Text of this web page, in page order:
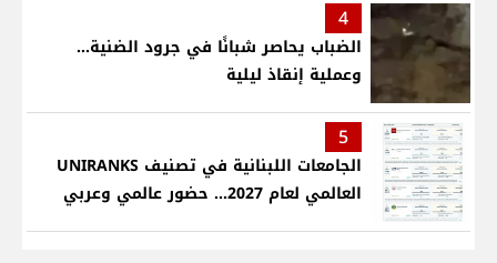
4
الضباب يحاصر شبانًا في جرود الضنية...
وعملية إنقاذ ليلية
5
الجامعات اللبنانية في تصنيف UNIRANKS
العالمي لعام 2027... حضور عالمي وعربي